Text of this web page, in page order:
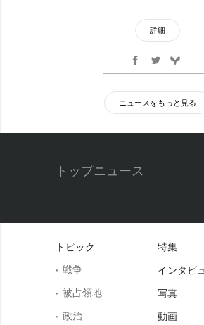
詳細
ニュースをもっと見る
トップニュース
トピック
戦争
被占領地
政治
特集
インタビ
写真
動画